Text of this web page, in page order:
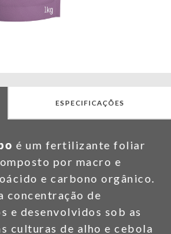
ESPECIFICAÇÕES
é um fertilizante foliar
por macro e
e carbono orgânico.
concentração de
e desenvolvidos sob as
culturas de alho e cebola